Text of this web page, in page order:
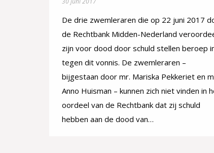
De drie zwemleraren die op 22 juni 2017
de Rechtbank Midden-Nederland
zijn voor dood door schuld stellen beroep
tegen dit vonnis. De zwemleraren –
bijgestaan door mr. Mariska Pekkeriet en
Anno Huisman – kunnen zich niet vinden in
oordeel van de Rechtbank dat zij schuld
hebben aan de dood van…